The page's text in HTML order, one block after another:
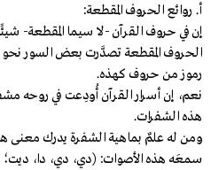
أ. روائع الحروف المقطعة:
إن في حروف القرآن -لا سيما المقطعة-
الحروف المقطعة تصدَّرت بعض السور نحو
رموز من حروف كهذه.
نعم، إن أسرار القرآن أُودِعت في روحه
هذه الشفرات.
ومن له علمٌ بماهية الشفرة يدرك معنى
سمعَه هذه الأصوات: (دي، دي، دا، ديت؛